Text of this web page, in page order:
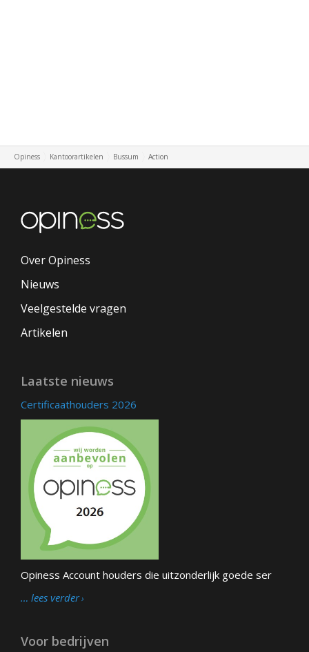
Opiness Kantoorartikelen Bussum Action
Over Opiness
Nieuws
Veelgestelde vragen
Artikelen
Laatste nieuws
Certificaathouders 2026
Opiness Account houders die uitzonderlijk goede ser
… lees verder
Voor bedrijven